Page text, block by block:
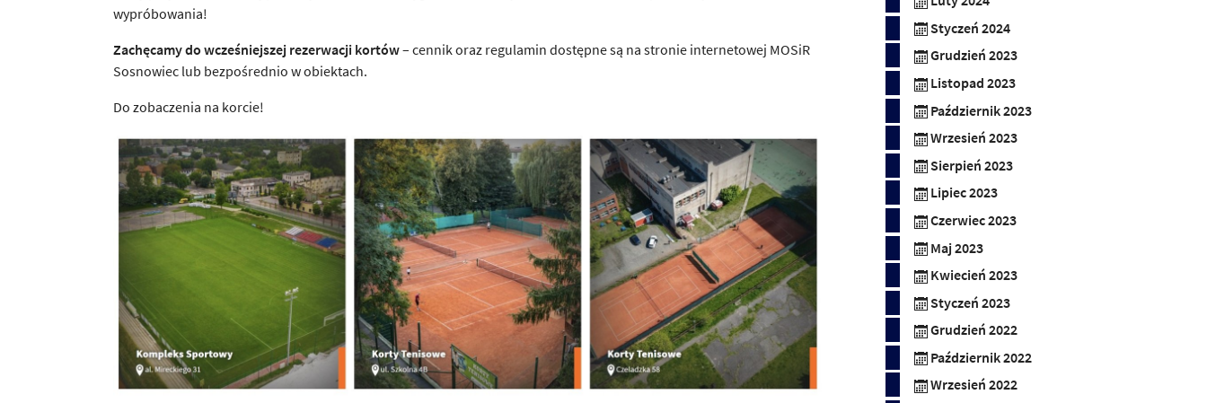
wypróbowania!
Zachęcamy do wcześniejszej rezerwacji kortów– cennik oraz regulamin dostępne są na stronie internetowej MOSiR
Sosnowiec lub bezpośrednio w obiektach.
Do zobaczenia na korcie!
Styczeń 2024
Grudzień 2023
Listopad 2023
Październik 2023
Wrzesień 2023
Sierpień 2023
Lipiec 2023
Czerwiec 2023
Maj 2023
Kwiecień 2023
Styczeń 2023
Grudzień 2022
Październik 2022
Wrzesień 2022